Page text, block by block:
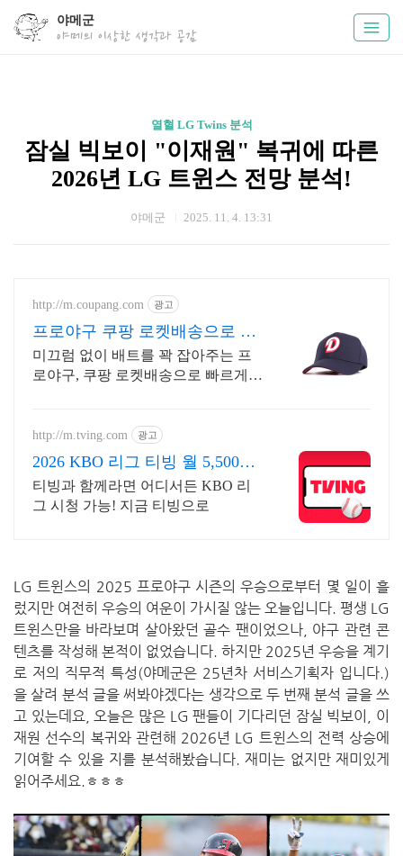
야메군
야메의 이상한 생각과 공감
열혈 LG Twins 분석
잠실 빅보이 "이재원" 복귀에 따른
2026년 LG 트윈스 전망 분석!
야메군 2025. 11. 4. 13:31
http://m.coupang.com 광고
프로야구 쿠팡 로켓배송으로 바
로 만나요
미끄럼 없이 배트를 꽉 잡아주는 프
로야구, 쿠팡 로켓배송으로 빠르게
력 향상을 도와줘요.
http://m.tving.com 광고
2026 KBO 리그 티빙 월 5,500원
부터
티빙과 함께라면 어디서든 KBO 리
그 시청 가능! 지금 티빙으로
LG 트윈스의 2025 프로야구 시즌의 우승으로부터 몇 일이 흘
렀지만 여전히 우승의 여운이 가시질 않는 오늘입니다. 평생 LG
트윈스만을 바라보며 살아왔던 골수 팬이었으나, 야구 관련 콘
텐츠를 작성해 본적이 없었습니다. 하지만 2025년 우승을 계기
로 저의 직무적 특성(야메군은 25년차 서비스기획자 입니다.)
을 살려 분석 글을 써봐야겠다는 생각으로 두 번째 분석 글을 쓰
고 있는데요, 오늘은 많은 LG 팬들이 기다리던 잠실 빅보이, 이
재원 선수의 복귀와 관련해 2026년 LG 트윈스의 전력 상승에
기여할 수 있을 지를 분석해봤습니다. 재미는 없지만 재미있게
읽어주세요.ㅎㅎㅎ